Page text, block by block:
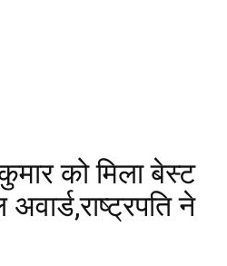
को मिला बेस्ट
ने